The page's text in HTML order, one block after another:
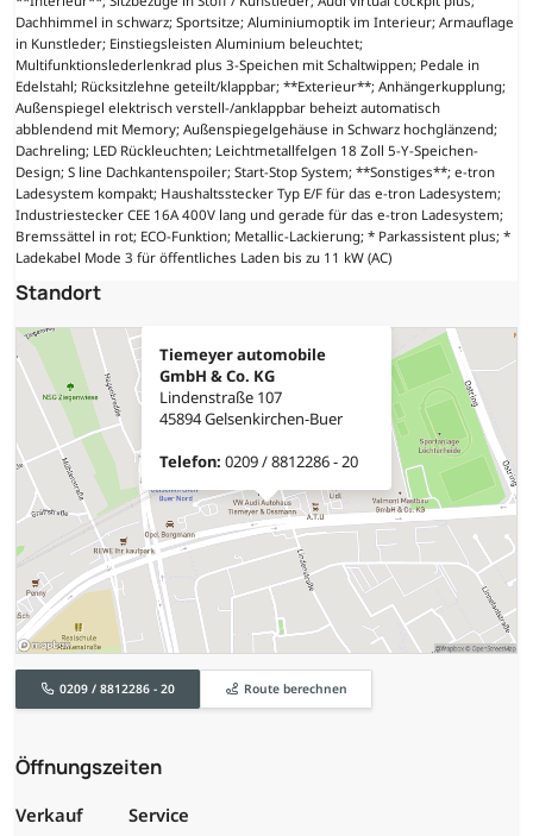
Dachhimmel in schwarz; Sportsitze; Aluminiumoptik im Interieur; Armauflage
in Kunstleder; Einstiegsleisten Aluminium beleuchtet;
Multifunktionslederlenkrad plus 3-Speichen mit Schaltwippen; Pedale in
Edelstahl; Rücksitzlehne geteilt/klappbar; **Exterieur**; Anhängerkupplung;
Außenspiegel elektrisch verstell-/anklappbar beheizt automatisch
abblendend mit Memory; Außenspiegelgehäuse in Schwarz hochglänzend;
Dachreling; LED Rückleuchten; Leichtmetallfelgen 18 Zoll 5-Y-Speichen-
Design; S line Dachkantenspoiler; Start-Stop System; **Sonstiges**; e-tron
Ladesystem kompakt; Haushaltsstecker Typ E/F für das e-tron Ladesystem;
Industriestecker CEE 16A 400V lang und gerade für das e-tron Ladesystem;
Bremssättel in rot; ECO-Funktion; Metallic-Lackierung; * Parkassistent plus; *
Ladekabel Mode 3 für öffentliches Laden bis zu 11 kW (AC)
Standort
Tiemeyer automobile
GmbH & Co. KG
Lindenstraße 107
45894 Gelsenkirchen-Buer
Telefon: 0209 / 8812286 - 20
0209 / 8812286 - 20 Route berechnen
Öffnungszeiten
Verkauf Service